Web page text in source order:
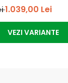
Burton).
1.039,00 Lei
VEZI VARIANTE